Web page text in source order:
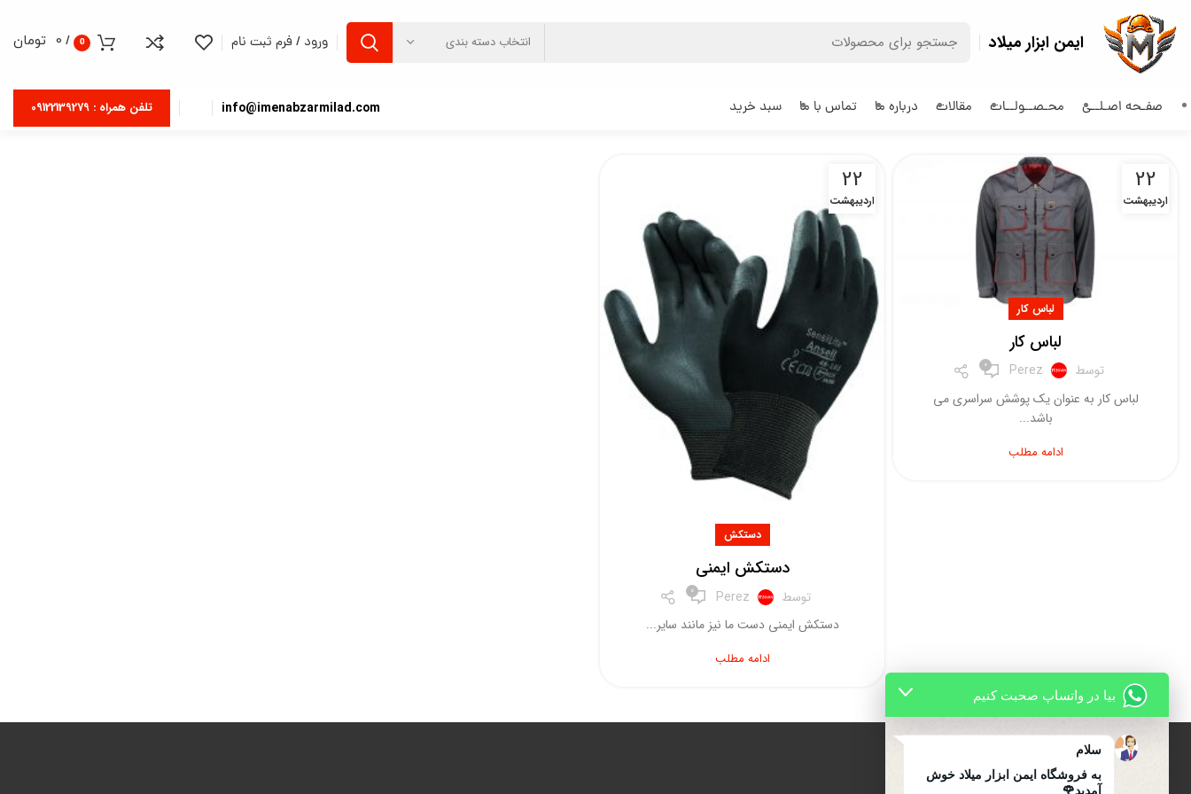
ایمن ابزار میلاد انتخاب دسته بندی ورود / فرم ثبت نام 0
/
0 تومان
صفـحه اصـلــی محـصــولــات مقالات درباره ما تماس با ما سبد خرید info@imenabzarmilad.com تلفن همراه : 09122139279
22
اردیبهشت
لباس کار
لباس کار
توسط Perez
0
لباس کار به عنوان یک پوشش سراسری می
باشد...
ادامه مطلب
22
اردیبهشت
دستکش
دستکش ایمنی
توسط Perez
0
دستکش ایمنی دست ما نیز مانند سایر...
ادامه مطلب
بیا در واتساپ صحبت کنیم
سلام
به فروشگاه ایمن ابزار میلاد خوش
آمدید🌹